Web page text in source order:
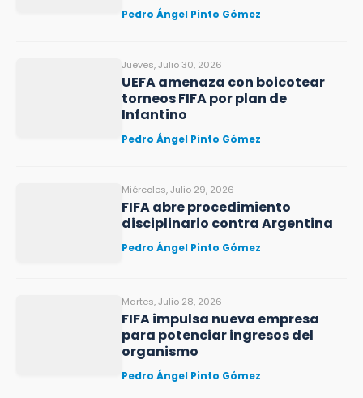
Pedro Ángel Pinto Gómez
Jueves, Julio 30, 2026
UEFA amenaza con boicotear
torneos FIFA por plan de
Infantino
Pedro Ángel Pinto Gómez
Miércoles, Julio 29, 2026
FIFA abre procedimiento
disciplinario contra Argentina
Pedro Ángel Pinto Gómez
Martes, Julio 28, 2026
FIFA impulsa nueva empresa
para potenciar ingresos del
organismo
Pedro Ángel Pinto Gómez